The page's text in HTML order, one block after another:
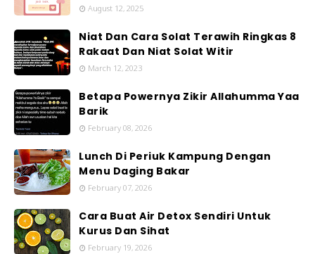
August 12, 2025
Niat Dan Cara Solat Terawih Ringkas 8
Rakaat Dan Niat Solat Witir
March 12, 2023
Betapa Powernya Zikir Allahumma Yaa
Barik
February 08, 2026
Lunch Di Periuk Kampung Dengan
Menu Daging Bakar
February 07, 2026
Cara Buat Air Detox Sendiri Untuk
Kurus Dan Sihat
February 19, 2026